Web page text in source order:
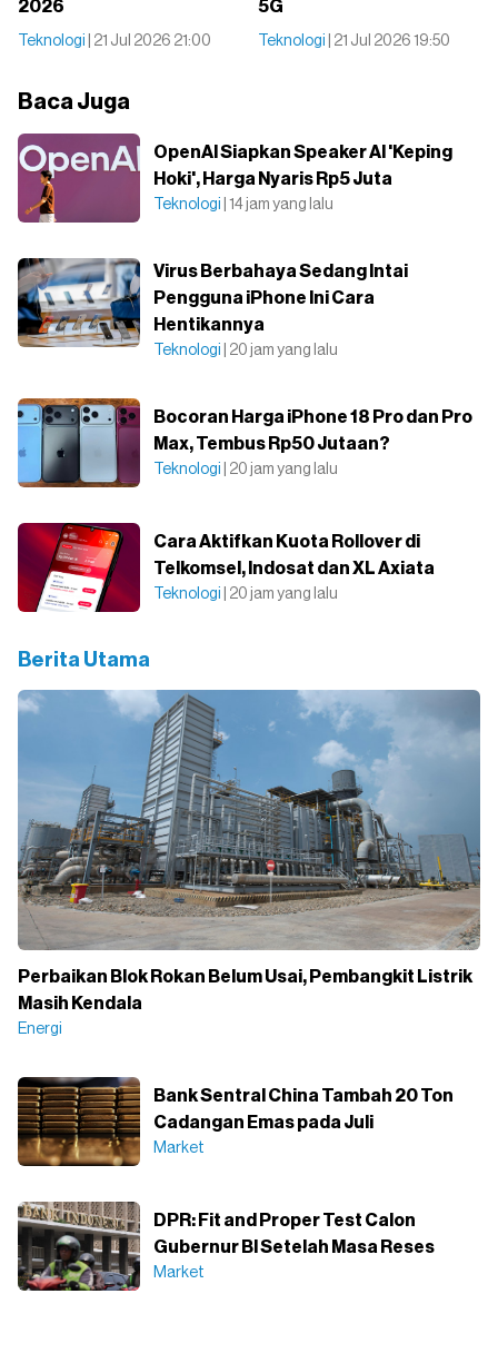
2026
Teknologi | 21 Jul 2026 21:00
5G
Teknologi | 21 Jul 2026 19:50
Baca Juga
OpenAI Siapkan Speaker AI 'Keping
Hoki', Harga Nyaris Rp5 Juta
Teknologi | 14 jam yang lalu
Virus Berbahaya Sedang Intai
Pengguna iPhone Ini Cara
Hentikannya
Teknologi | 20 jam yang lalu
Bocoran Harga iPhone 18 Pro dan Pro
Max, Tembus Rp50 Jutaan?
Teknologi | 20 jam yang lalu
Cara Aktifkan Kuota Rollover di
Telkomsel, Indosat dan XL Axiata
Teknologi | 20 jam yang lalu
Berita Utama
Perbaikan Blok Rokan Belum Usai, Pembangkit Listrik
Masih Kendala
Energi
Bank Sentral China Tambah 20 Ton
Cadangan Emas pada Juli
Market
DPR: Fit and Proper Test Calon
Gubernur BI Setelah Masa Reses
Market